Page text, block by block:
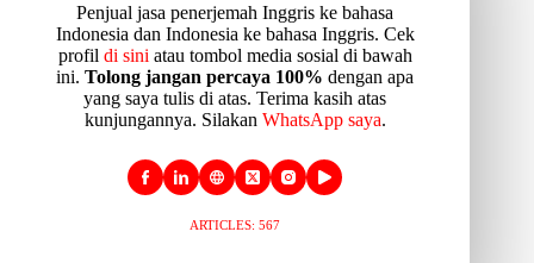
Penjual jasa penerjemah Inggris ke bahasa
Indonesia dan Indonesia ke bahasa Inggris. Cek
profil di sini atau tombol media sosial di bawah
ini.Tolong jangan percaya 100% dengan apa
yang saya tulis di atas. Terima kasih atas
kunjungannya. Silakan WhatsApp saya.
ARTICLES: 567